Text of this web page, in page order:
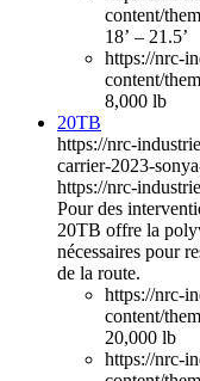
content/
18’ – 21.5’
https://nrc-
content/
8,000 lb
20TB
https://nrc-
carrier-2023-
https://nrc-
Pour des
20TB offre la
nécessaires pour
de la route.
https://nrc-
content/
20,000 lb
https://nrc-